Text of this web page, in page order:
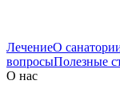
ЛечениеО
вопросыПолезные
О нас